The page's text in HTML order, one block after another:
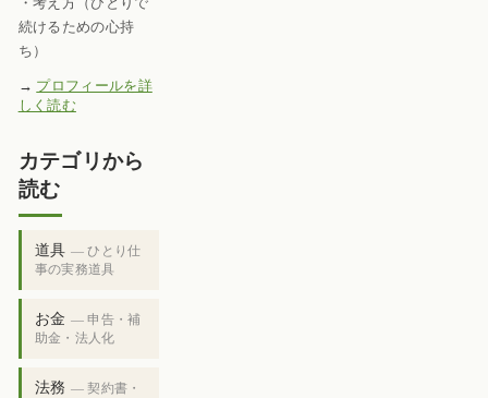
続けるための心持
ち）
→ プロフィールを詳
しく読む
カテゴリから
読む
道具 — ひとり仕
事の実務道具
お金 — 申告・補
助金・法人化
法務 — 契約書・